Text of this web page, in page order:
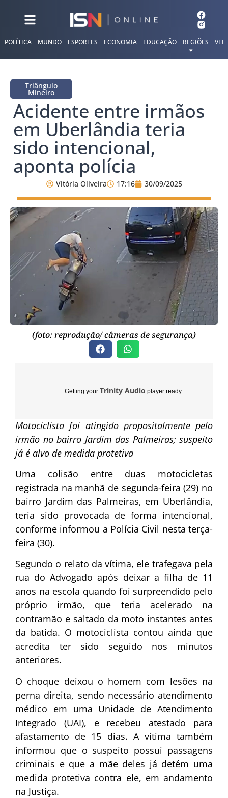
POLÍTICA MUNDO ESPORTES ECONOMIA EDUCAÇÃO REGIÕES
Triângulo
Mineiro
Acidente entre irmãos
em Uberlândia teria
sido intencional,
aponta polícia
Vitória Oliveira 17:16 30/09/2025
(foto: reprodução/ câmeras de segurança)
Getting your Trinity Audio player ready...
Motociclista foi atingido propositalmente pelo
irmão no bairro Jardim das Palmeiras; suspeito
já é alvo de medida protetiva
Uma colisão entre duas motocicletas
registrada na manhã de segunda-feira (29) no
bairro Jardim das Palmeiras, em Uberlândia,
teria sido provocada de forma intencional,
conforme informou a Polícia Civil nesta terça-
feira (30).
Segundo o relato da vítima, ele trafegava pela
rua do Advogado após deixar a filha de 11
anos na escola quando foi surpreendido pelo
próprio irmão, que teria acelerado na
contramão e saltado da moto instantes antes
da batida. O motociclista contou ainda que
acredita ter sido seguido nos minutos
anteriores.
O choque deixou o homem com lesões na
perna direita, sendo necessário atendimento
médico em uma Unidade de Atendimento
Integrado (UAI), e recebeu atestado para
afastamento de 15 dias. A vítima também
informou que o suspeito possui passagens
criminais e que a mãe deles já detém uma
medida protetiva contra ele, em andamento
na Justiça.